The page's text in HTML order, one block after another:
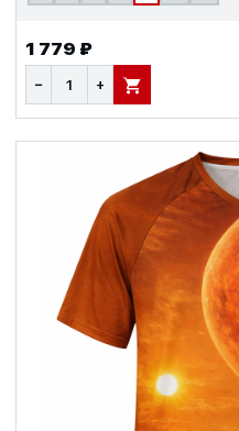
1 779 ₽
− + В КОРЗИНУ